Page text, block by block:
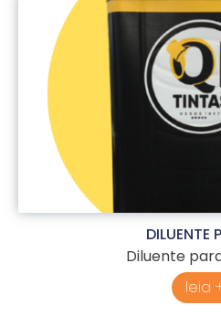
DILUENTE
Diluente
leia